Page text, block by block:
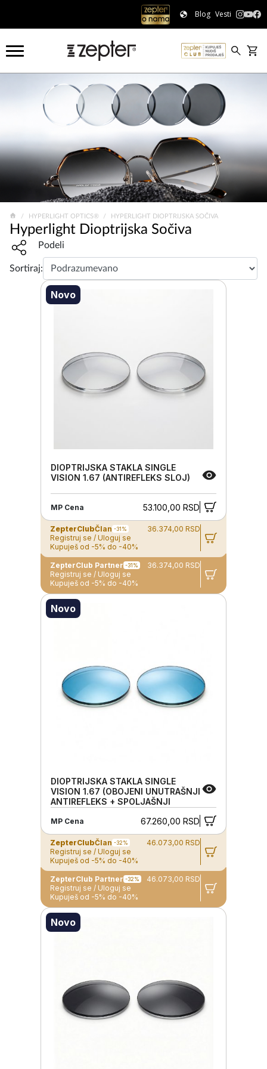
Blog Vesti
HYPERLIGHT OPTICS® HYPERLIGHT DIOPTRIJSKA SOČIVA
Hyperlight Dioptrijska Sočiva
Share widget, open sharing modal with Enter
Podeli
Sortiraj:
Novo
DIOPTRIJSKA STAKLA SINGLE
VISION 1.67 (ANTIREFLEKS SLOJ)
MP Cena 53.100,00 RSD
ZepterClubČlan -31%
36.374,00 RSD
Registruj se / Uloguj se
Kupuješ od -5% do -40%
ZepterClub Partner -31%
36.374,00 RSD
Registruj se / Uloguj se
Kupuješ od -5% do -40%
Novo
DIOPTRIJSKA STAKLA SINGLE
VISION 1.67 (OBOJENI UNUTRAŠNJI
ANTIREFLEKS + SPOLJAŠNJI
MP Cena 67.260,00 RSD
ZepterClubČlan -32%
46.073,00 RSD
Registruj se / Uloguj se
Kupuješ od -5% do -40%
ZepterClub Partner -32%
46.073,00 RSD
Registruj se / Uloguj se
Kupuješ od -5% do -40%
Novo